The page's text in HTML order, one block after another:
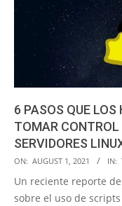
6 PASOS QUE
TOMAR CONTROL
SERVIDORES
2021-
08-
01
ON: AUGUST 1, 2021 IN:
Un reciente reporte
sobre el uso de